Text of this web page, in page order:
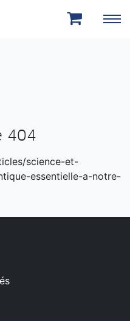
404
science-et-
essentielle-a-notre-